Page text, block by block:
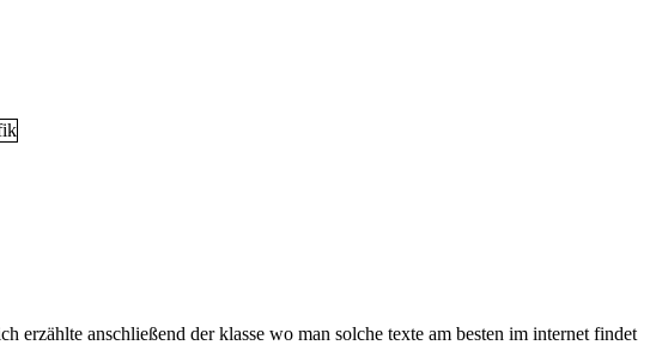
anschließend der klasse wo man solche texte am besten im internet findet